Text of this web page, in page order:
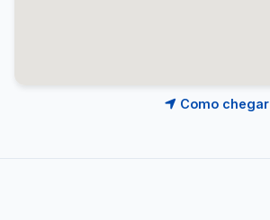
Como chegar